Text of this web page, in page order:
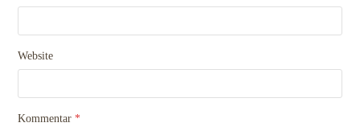
Website
Kommentar*